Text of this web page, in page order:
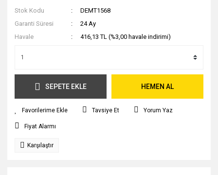
Stok Kodu
DEMT1568
Garanti Süresi
24 Ay
Havale
416,13 TL (%3,00 havale indirimi)
SEPETE EKLE HEMEN AL
Tavsiye Et Yorum Yaz
Fiyat Alarmı
Karşılaştır